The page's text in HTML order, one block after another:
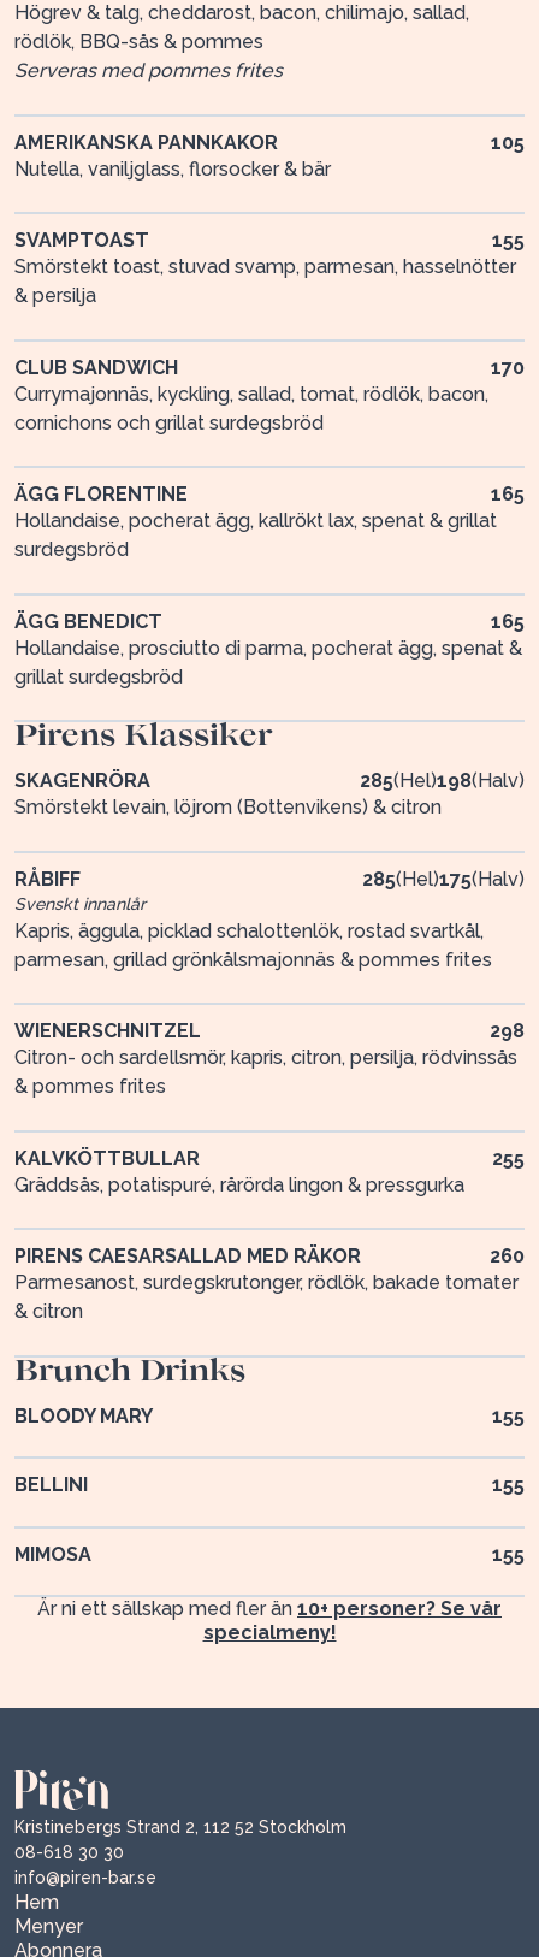
Högrev & talg, cheddarost, bacon, chilimajo, sallad,
rödlök, BBQ-sås & pommes
Serveras med pommes frites
AMERIKANSKA PANNKAKOR
105
Nutella, vaniljglass, florsocker & bär
SVAMPTOAST
155
Smörstekt toast, stuvad svamp, parmesan, hasselnötter
& persilja
CLUB SANDWICH
170
Currymajonnäs, kyckling, sallad, tomat, rödlök, bacon,
cornichons och grillat surdegsbröd
ÄGG FLORENTINE
165
Hollandaise, pocherat ägg, kallrökt lax, spenat & grillat
surdegsbröd
ÄGG BENEDICT
165
Hollandaise, prosciutto di parma, pocherat ägg, spenat &
grillat surdegsbröd
Pirens Klassiker
SKAGENRÖRA 285( Hel)198( Halv)
Smörstekt levain, löjrom (Bottenvikens) & citron
RÅBIFF 285(Hel)175(Halv)
Svenskt innanlår
Kapris, äggula, picklad schalottenlök, rostad svartkål,
parmesan, grillad grönkålsmajonnäs & pommes frites
WIENERSCHNITZEL
298
Citron- och sardellsmör, kapris, citron, persilja, rödvinssås
& pommes frites
KALVKÖTTBULLAR
255
Gräddsås, potatispuré, rårörda lingon & pressgurka
PIRENS CAESARSALLAD MED RÄKOR
260
Parmesanost, surdegskrutonger, rödlök, bakade tomater
& citron
Brunch Drinks
BLOODY MARY 155
BELLINI 155
MIMOSA 155
Är ni ett sällskap med fler än 10+ personer? Se vår
specialmeny!
Kristinebergs Strand 2, 112 52 Stockholm
08-618 30 30
info@piren-bar.se
Hem
Menyer
Abonnera